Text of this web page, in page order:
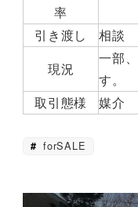
率
引き渡し
相談
現況
一部
す。
取引態様
媒介
forSALE